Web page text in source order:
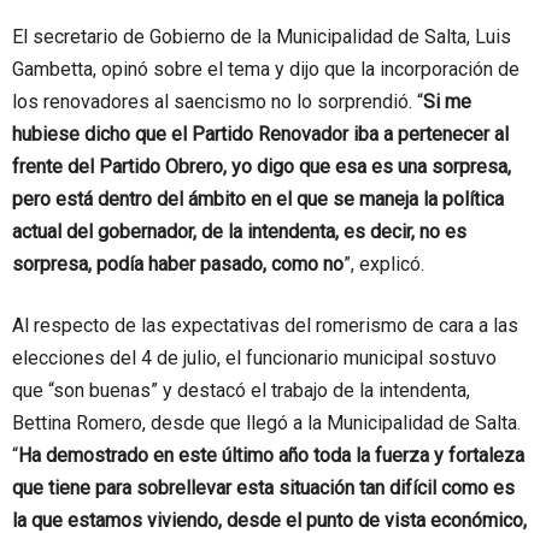
El secretario de Gobierno de la Municipalidad de Salta, Luis
Gambetta, opinó sobre el tema y dijo que la incorporación de
los renovadores al saencismo no lo sorprendió. “Si me
hubiese dicho que el Partido Renovador iba a pertenecer al
frente del Partido Obrero, yo digo que esa es una sorpresa,
pero está dentro del ámbito en el que se maneja la política
actual del gobernador, de la intendenta, es decir, no es
sorpresa, podía haber pasado, como no”, explicó.
Al respecto de las expectativas del romerismo de cara a las
elecciones del 4 de julio, el funcionario municipal sostuvo
que “son buenas” y destacó el trabajo de la intendenta,
Bettina Romero, desde que llegó a la Municipalidad de Salta.
“Ha demostrado en este último año toda la fuerza y fortaleza
que tiene para sobrellevar esta situación tan difícil como es
la que estamos viviendo, desde el punto de vista económico,